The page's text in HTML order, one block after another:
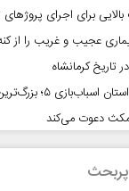
برای اجرای
عجیب و غریب را از
تاریخ کرمانشاه
افتتاحیه سال برای پیکسار
مکث دعوت می‌کند
پربحث